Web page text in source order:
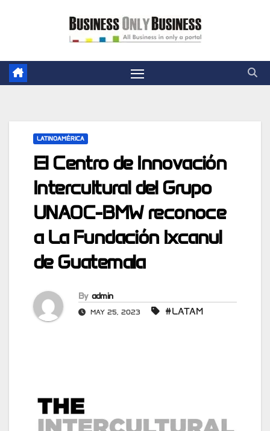
LATINOAMÉRICA
El Centro de Innovación
Intercultural del Grupo
UNAOC-BMW reconoce
a La Fundación Ixcanul
de Guatemala
By admin
MAY 25, 2023 #LATAM